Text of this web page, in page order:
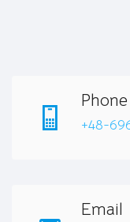
Phone
+48-
Email